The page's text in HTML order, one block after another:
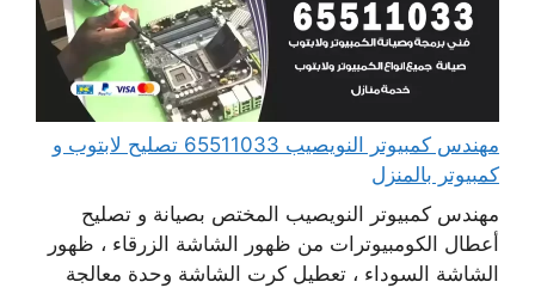
مهندس كمبيوتر النويصيب 65511033 تصليح لابتوب و
كمبيوتر بالمنزل
مهندس كمبيوتر النويصيب المختص بصيانة و تصليح
أعطال الكومبيوترات من ظهور الشاشة الزرقاء ، ظهور
الشاشة السوداء ، تعطيل كرت الشاشة وحدة معالجة